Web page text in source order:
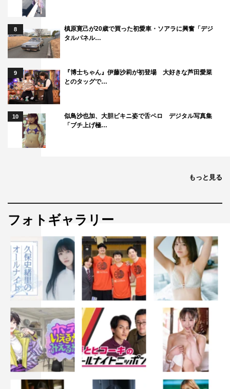
W60･H85。血液型A型。名古屋発の美少女ユニット
「dela」5期メンバー。ミスマガジン2018グランプリ。最
新情報は名古屋美少女ファクトリー公式サイトでチェッ
ク！
沢口愛華©LUCKMAN/BOMB
8
槙原寛己が20歳で買った初愛車・ソアラに興奮「デジ
タルパネル…
9
『博士ちゃん』伊藤沙莉が初登場 大好きな芦田愛菜
とのタッグで…
10
似鳥沙也加、大胆ビキニ姿で舌ペロ デジタル写真集
「ブチ上げ極…
もっと見る
フォトギャラリー